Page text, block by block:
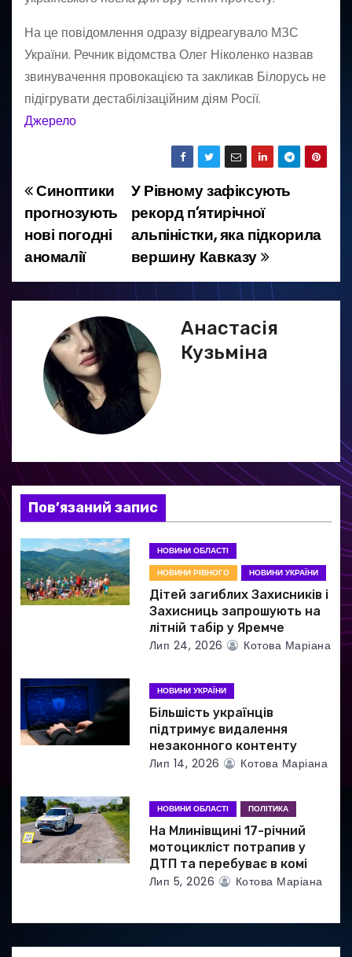
На це повідомлення одразу відреагувало МЗС
України. Речник відомства Олег Ніколенко назвав
звинувачення провокацією та закликав Білорусь не
підігрувати дестабілізаційним діям Росії.
Джерело
Н
а
в
і
я
з
а
п
и
в
У Рівному зафіксують
рекорд п’ятирічної
альпіністки, яка підкорила
вершину Кавказу
Синоптики
прогнозують
нові погодні
аномалії
Анастасія
Кузьміна
Пов’язаний запис
НОВИНИ ОБЛАСТІ
НОВИНИ РІВНОГО
НОВИНИ УКРАЇНИ
Дітей загиблих Захисників і
Захисниць запрошують на
літній табір у Яремче
Лип 24, 2026 Котова Маріана
НОВИНИ УКРАЇНИ
Більшість українців
підтримує видалення
незаконного контенту
Лип 14, 2026 Котова Маріана
НОВИНИ ОБЛАСТІ ПОЛІТИКА
На Млинівщині 17-річний
мотоцикліст потрапив у
ДТП та перебуває в комі
Лип 5, 2026 Котова Маріана